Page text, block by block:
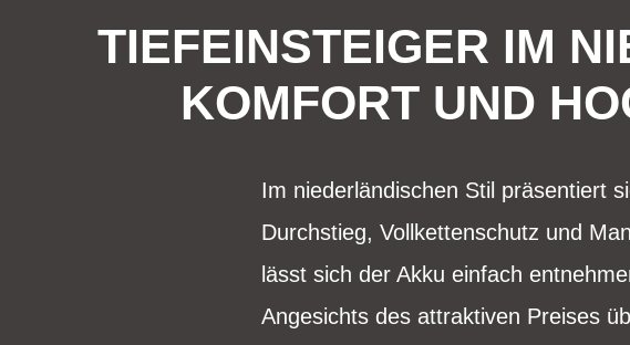
TIEFEINSTEIGER IM
KOMFORT UND
Im niederländischen Stil präsentiert
Durchstieg, Vollkettenschutz und
lässt sich der Akku einfach
Angesichts des attraktiven Preises